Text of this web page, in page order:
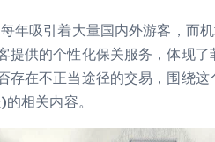
年吸引着大量国内外游客，而
供的个性化保关服务，体现了
存在不正当途径的交易，围绕
相关内容。